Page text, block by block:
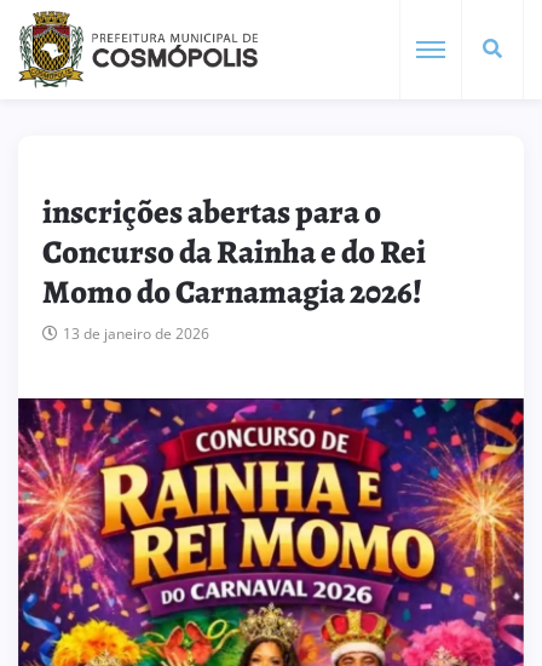
inscrições abertas para o
Concurso da Rainha e do Rei
Momo do Carnamagia 2026!
13 de janeiro de 2026